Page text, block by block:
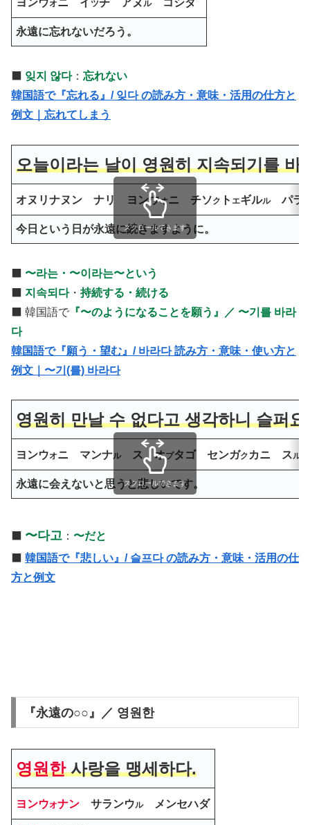
ヨンウオニ イツチ アヌルコシダ
永遠に忘れないだろう。
잊지 않다： 忘れない
韓国語で『忘れる』/ 잊다 の読み方・意味・活用の仕方と
例文｜忘れてしまう
오늘이라는 날이 영원히 지속되기를 바
オヌリナヌン ナリ ヨンウオニ チソク ト エギルルパラ
今日という日が永遠に続きますように。
スクロールできます
〜라는・〜이라는〜という
지속되다・ 持続する・続ける
⬛️ 韓国語で 『〜のようになることを願う』／ 〜기를 바라
다
韓国語で『願う・望む』/ 바라다 読み方・意味・使い方と
例文｜〜기(를) 바라다
영원히 만날 수 없다고 생각하니 슬퍼요
ヨンウオニ マンナル ス オプタゴ センガク カニ スル
永遠に会えないと思うと悲しいです。
スクロールできます
〜다고 ： 〜だと
韓国語で『悲しい』/ 슬프다 の読み方・意味・活用の仕
方と例文
『永遠の○○』／ 영원한
영원한사랑을 맹세하다.
ヨンウオナン サランウルメンセハダ